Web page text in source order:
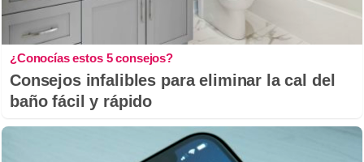
¿Conocías estos 5 consejos?
Consejos infalibles para eliminar la cal del
baño fácil y rápido